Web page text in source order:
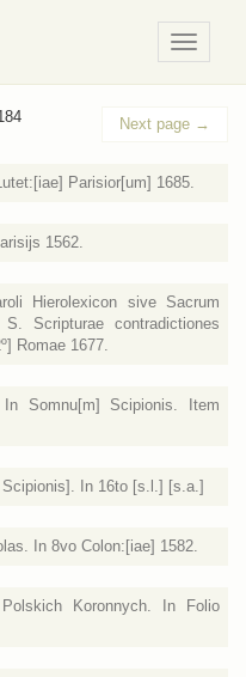
/
Meniu
Next page →
Parisior[um] 1685.
1562.
Hierolexicon sive Sacrum
Scripturae contradictiones
Romae 1677.
In Somnu[m] Scipionis. Item
In 16to [s.l.] [s.a.]
In 8vo Colon:[iae] 1582.
Koronnych. In Folio